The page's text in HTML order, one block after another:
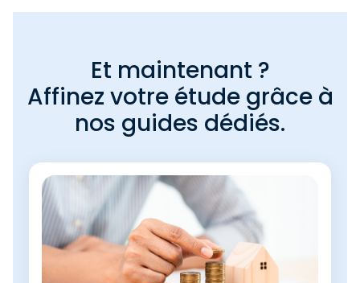
Et maintenant ?
Affinez votre étude grâce à
nos guides dédiés.